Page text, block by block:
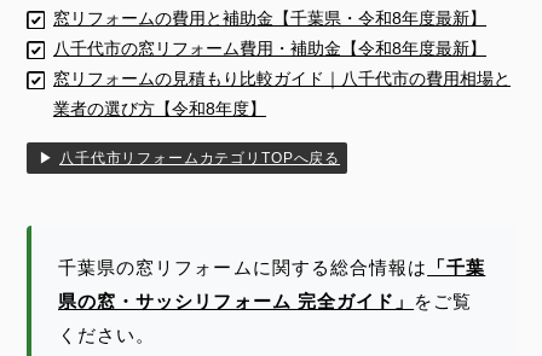
窓リフォームの費用と補助金【千葉県・令和8年度最新】
八千代市の窓リフォーム費用・補助金【令和8年度最新】
窓リフォームの見積もり比較ガイド｜八千代市の費用相場と
業者の選び方【令和8年度】
▶ 八千代市リフォームカテゴリTOPへ戻る
千葉県の窓リフォームに関する総合情報は
「千葉
県の窓・サッシリフォーム 完全ガイド」
をご覧
ください。